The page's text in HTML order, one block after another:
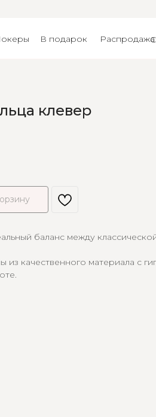
В подарок Распродажа
клевер
баланс между
из качественного материала с